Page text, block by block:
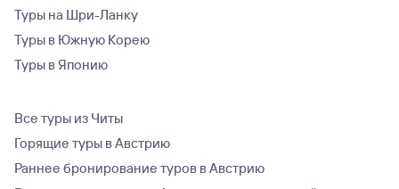
Туры на Шри-Ланку
Туры в Южную Корею
Туры в Японию
Все туры из Читы
Горящие туры в Австрию
Раннее бронирование туров в Австрию